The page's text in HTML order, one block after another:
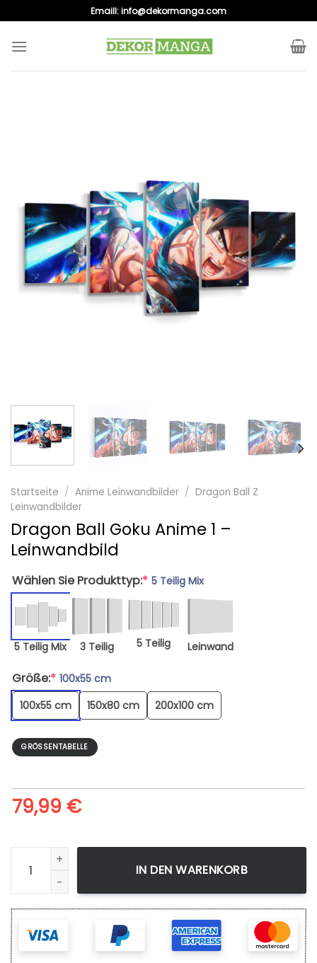
to
content
Emaill:info@dekormanga.com
Startseite / Anime Leinwandbilder / Dragon Ball Z
Leinwandbilder
Dragon Ball Goku Anime 1 –
Leinwandbild
Wählen Sie Produkttyp:* 5 Teilig Mix
5 Teilig Mix 3 Teilig 5 Teilig Leinwand
Größe:* 100x55 cm
100x55 cm
150x80 cm 200x100 cm
GRÖSSENTABELLE
79,99 €
Dragon Ball Goku Anime 1 - Leinwandbild Menge
IN DEN WARENKORB